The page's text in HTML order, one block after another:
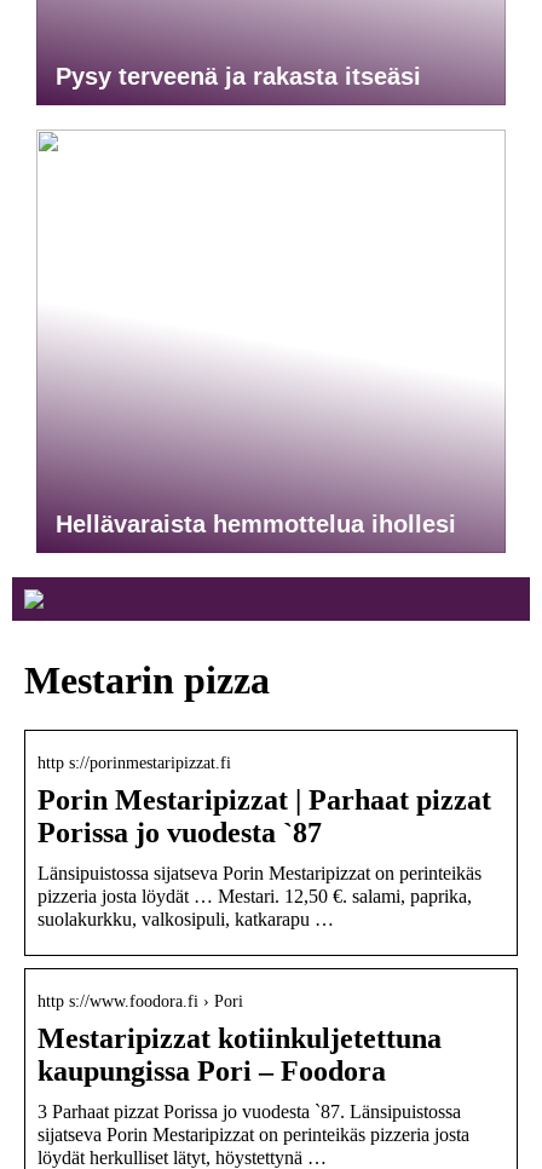
Pysy terveenä ja rakasta itseäsi
Hellävaraista hemmottelua ihollesi
Mestarin pizza
http s://porinmestaripizzat.fi
Porin Mestaripizzat | Parhaat pizzat
Porissa jo vuodesta `87
Länsipuistossa sijatseva Porin Mestaripizzat on perinteikäs
pizzeria josta löydät … Mestari. 12,50 €. salami, paprika,
suolakurkku, valkosipuli, katkarapu …
http s://www.foodora.fi › Pori
Mestaripizzat kotiinkuljetettuna
kaupungissa Pori – Foodora
3 Parhaat pizzat Porissa jo vuodesta `87. Länsipuistossa
sijatseva Porin Mestaripizzat on perinteikäs pizzeria josta
löydät herkulliset lätyt, höystettynä …